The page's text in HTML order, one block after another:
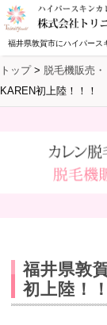
福井県敦賀市にハイパース
トップ> 脱毛機販売
KAREN初上陸！！！
福井県敦
初上陸！